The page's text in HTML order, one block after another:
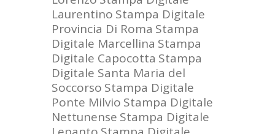
Laurentino Stampa Digitale
Provincia Di Roma Stampa
Digitale Marcellina Stampa
Digitale Capocotta Stampa
Digitale Santa Maria del
Soccorso Stampa Digitale
Ponte Milvio Stampa Digitale
Nettunense Stampa Digitale